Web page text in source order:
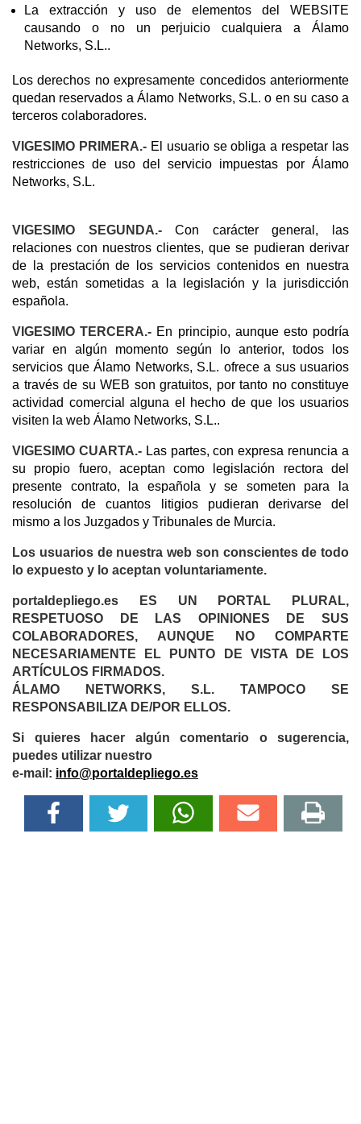
La extracción y uso de elementos del WEBSITE
causando o no un perjuicio cualquiera a Álamo
Networks, S.L..
Los derechos no expresamente concedidos anteriormente
quedan reservados a Álamo Networks, S.L. o en su caso a
terceros colaboradores.
VIGESIMO PRIMERA.- El usuario se obliga a respetar las
restricciones de uso del servicio impuestas por Álamo
Networks, S.L.
VIGESIMO SEGUNDA.-Con carácter general, las
relaciones con nuestros clientes, que se pudieran derivar
de la prestación de los servicios contenidos en nuestra
web, están sometidas a la legislación y la jurisdicción
española.
VIGESIMO TERCERA.- En principio, aunque esto podría
variar en algún momento según lo anterior, todos los
servicios que Álamo Networks, S.L. ofrece a sus usuarios
a través de su WEB son gratuitos, por tanto no constituye
actividad comercial alguna el hecho de que los usuarios
visiten la web Álamo Networks, S.L..
VIGESIMO CUARTA.- Las partes, con expresa renuncia a
su propio fuero, aceptan como legislación rectora del
presente contrato, la española y se someten para la
resolución de cuantos litigios pudieran derivarse del
mismo a los Juzgados y Tribunales de Murcia.
Los usuarios de nuestra web son conscientes de todo
lo expuesto y lo aceptan voluntariamente.
portaldepliego.es ES UN PORTAL PLURAL,
RESPETUOSO DE LAS OPINIONES DE SUS
COLABORADORES, AUNQUE NO COMPARTE
NECESARIAMENTE EL PUNTO DE VISTA DE LOS
ARTÍCULOS FIRMADOS.
ÁLAMO NETWORKS, S.L. TAMPOCO SE
RESPONSABILIZA DE/POR ELLOS.
Si quieres hacer algún comentario o sugerencia,
puedes utilizar nuestro
e-mail: info@portaldepliego.es